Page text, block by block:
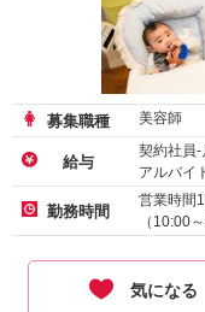
募集職種 美容師
給与
契約社員-
アルバイ
業務委託-
勤務時間
営業時間10:00
（10:00
気になる